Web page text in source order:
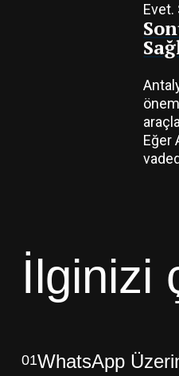
Evet.
Eğer
İlginizi
01WhatsApp